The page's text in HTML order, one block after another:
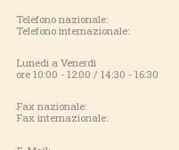
Telefono nazionale:
Telefono internazionale:
Lunedi a Venerdi
ore 10:00 - 12:00 / 14:30 - 16:30
Fax nazionale:
Fax internazionale: